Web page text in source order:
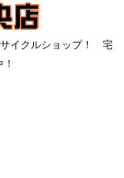
サイクルショップ！ 宅